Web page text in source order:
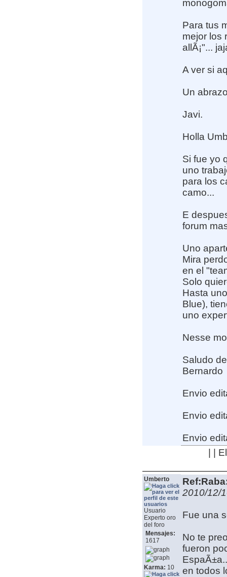
Para tus
mejor los
allÃ¡"...
A ver si
Un
Javi.
Holla
Si fue yo
uno
para los
camo...
E
forum
Uno
Mira
en el
Solo
Hasta
Blue),
uno
Nesse
Saludo
Bernardo
Envio
Envio
Envio
| |
Umberto
Usuario
Experto oro
del foro
Mensajes:
1617
Karma: 10
2010/12/
Fue una
No te
fueron
en todos